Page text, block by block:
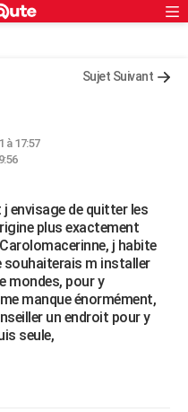
Sujet Suivant
à 17:57
envisage de quitter les
plus exactement
j habite
souhaiterais m installer
mondes, pour y
manque énormément,
un endroit pour y
seule,